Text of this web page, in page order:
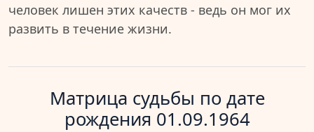
человек лишен этих качеств - ведь он мог их
развить в течение жизни.
Матрица судьбы по дате
рождения 01.09.1964